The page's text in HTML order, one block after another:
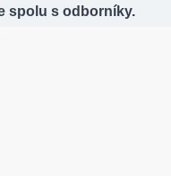
spolu s odborníky.